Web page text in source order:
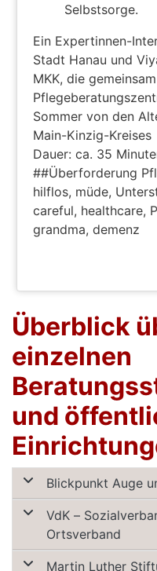
Selbstsorge.
Ein Expertinnen-
Stadt Hanau und
MKK, die
Sommer von den
Main-Kinzig-Kreises
Dauer: ca. 35
##Überforderung
hilflos, müde,
careful, healthcare,
grandma, demenz
Überblick
einzelnen
und
Blickpunkt Auge
VdK –
Ortsverband
Martin Luther